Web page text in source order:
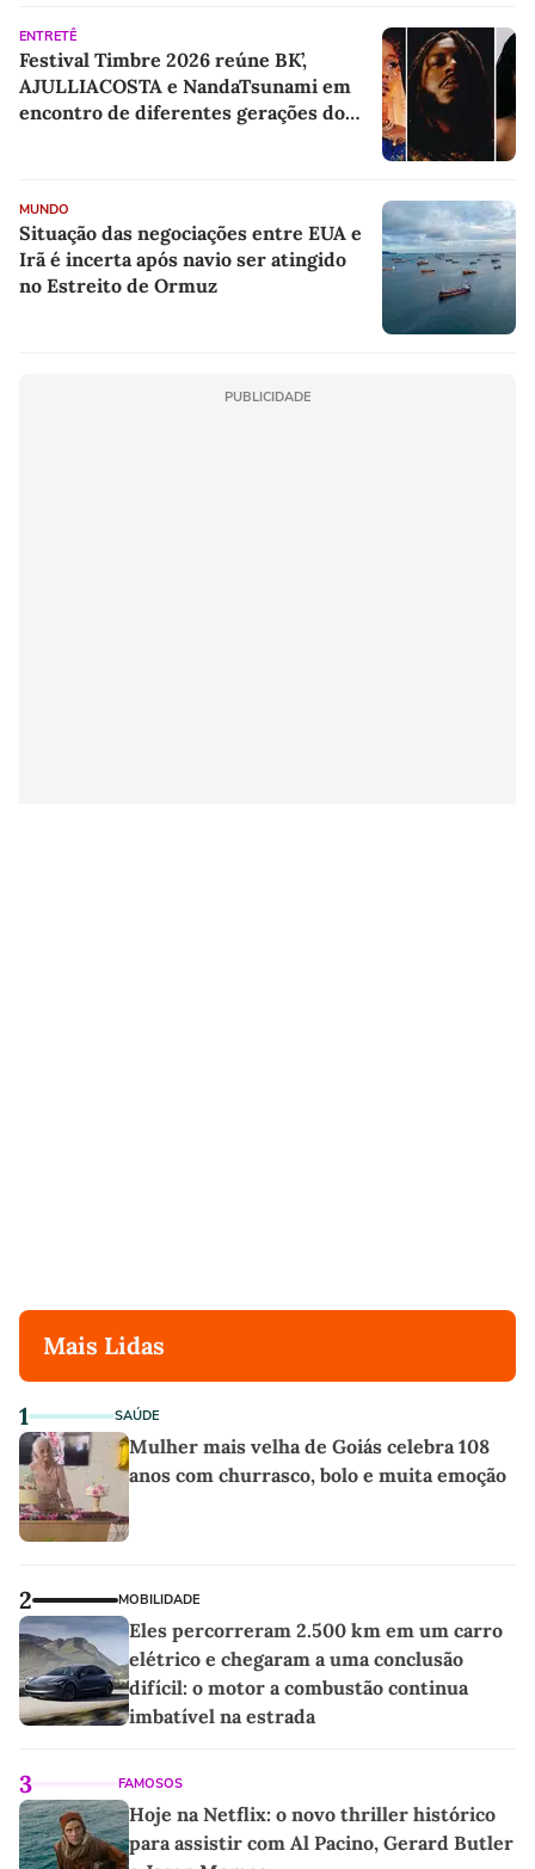
ENTRETÊ
Festival Timbre 2026 reúne BK’,
AJULLIACOSTA e NandaTsunami em
encontro de diferentes gerações do
MUNDO
Situação das negociações entre EUA e
Irã é incerta após navio ser atingido
no Estreito de Ormuz
PUBLICIDADE
Mais Lidas
1 SAÚDE
Mulher mais velha de Goiás celebra 108
anos com churrasco, bolo e muita emoção
2 MOBILIDADE
Eles percorreram 2.500 km em um carro
elétrico e chegaram a uma conclusão
difícil: o motor a combustão continua
imbatível na estrada
3 FAMOSOS
Hoje na Netflix: o novo thriller histórico
para assistir com Al Pacino, Gerard Butler